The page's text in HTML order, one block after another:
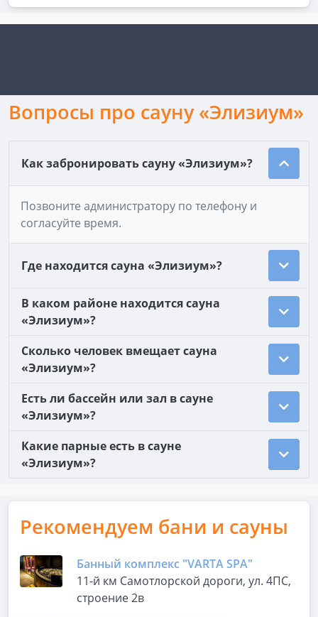
Вопросы про сауну «Элизиум»
Как забронировать сауну «Элизиум»?
Позвоните администратору по телефону и
согласуйте время.
Где находится сауна «Элизиум»?
В каком районе находится сауна
«Элизиум»?
Сколько человек вмещает сауна
«Элизиум»?
Есть ли бассейн или зал в сауне
«Элизиум»?
Какие парные есть в сауне
«Элизиум»?
Рекомендуем бани и сауны
Банный комплекс "VARTA SPA"
11-й км Самотлорской дороги, ул. 4ПС,
строение 2в